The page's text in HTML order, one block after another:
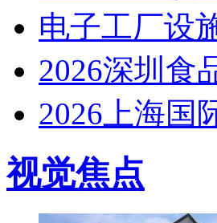
电子工厂设
2026深圳食
2026上海国
视觉焦点